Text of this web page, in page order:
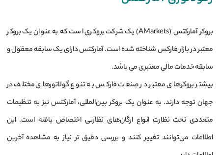
بروکر آمارکتس (AMarkets) یک شرکت بروکری است که به عنوان یک بروکر
معتبر در بازار فارکس شناخته شده است. آمارکتس دارای یک سابقه معقول و
سابقه خدمات مالی معتبری می باشد.
بیشتر بروکرهای معتبر در صنعت فارکس به تنوع گولاتورهای مختلف در
جهان توجه دارند. به عنوان یک بروکر بین‌المللی، آمارکتس نیز به تنظیمات
متعددی تحت نظارت انواع ارگان‌های نظارتی اختصاص یافته است. این
اطلاعات می‌توانند تغییر کنند و بررسی دقیق تر نیاز به مشاهده آخرین